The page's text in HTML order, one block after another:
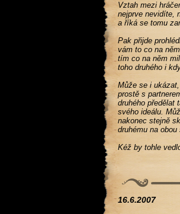
Vztah mezi
nejprve nevidíte,
a říká se tomu
Pak přijde
vám to co na
tím co na něm
toho druhého i
Může se i
prostě s
druhého předělat
svého ideálu.
nakonec stejně
druhému na
Kéž by tohle
16.6.2007